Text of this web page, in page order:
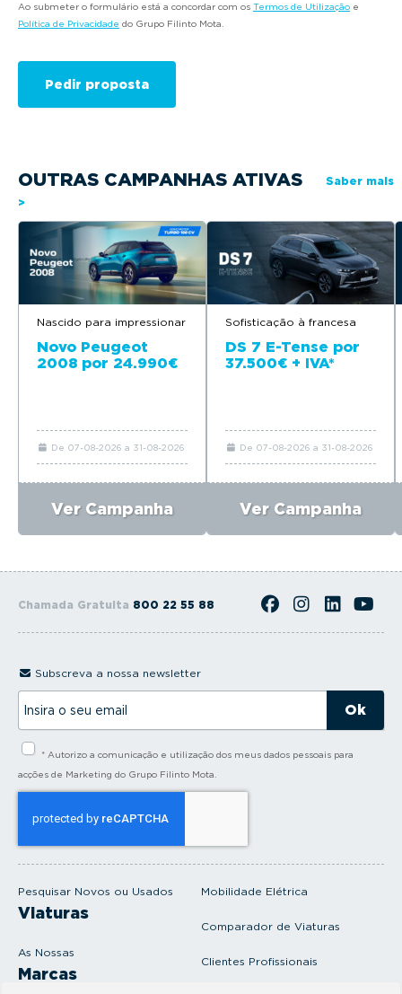
Ao submeter o formulário está a concordar com os Termos de Utilização e
Política de Privacidade do Grupo Filinto Mota.
OUTRAS CAMPANHAS ATIVAS
Saber mais
>
Nascido para impressionar
Novo Peugeot
2008 por 24.990€
De 07-08-2026 a 31-08-2026
Ver Campanha
Sofisticação à francesa
DS 7 E-Tense por
37.500€ + IVA*
De 07-08-2026 a 31-08-2026
Ver Campanha
Chamada Gratuita 800 22 55 88
Pesquisar Novos ou Usados
Viaturas
As Nossas
Marcas
Mobilidade Elétrica
Comparador de Viaturas
Clientes Profissionais
Subscreva a nossa newsletter
s
* Autorizo a comunicação e utilização dos meus dados pessoais para
acções de Marketing do Grupo Filinto Mota.